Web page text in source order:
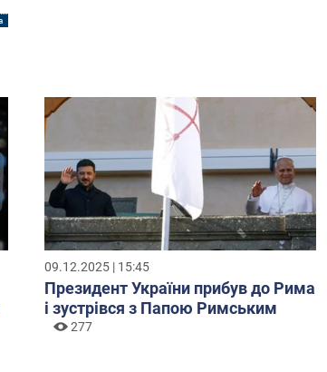
09.12.2025 | 15:45
Президент України прибув до Рима
і зустрівся з Папою Римським
277